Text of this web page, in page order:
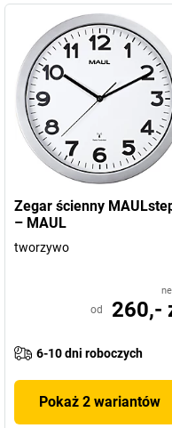
Zegar ścienny
– MAUL
tworzywo
od 260,-
6-10 dni roboczych
Pokaż 2 wariantów